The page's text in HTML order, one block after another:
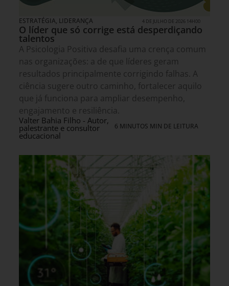
ESTRATÉGIA, LIDERANÇA 4 DE JULHO DE 2026 14H00
O líder que só corrige está desperdiçando
talentos
A Psicologia Positiva desafia uma crença comum
nas organizações: a de que líderes geram
resultados principalmente corrigindo falhas. A
ciência sugere outro caminho, fortalecer aquilo
que já funciona para ampliar desempenho,
engajamento e resiliência.
Valter Bahia Filho - Autor,
palestrante e consultor
educacional
6 MINUTOS MIN DE LEITURA